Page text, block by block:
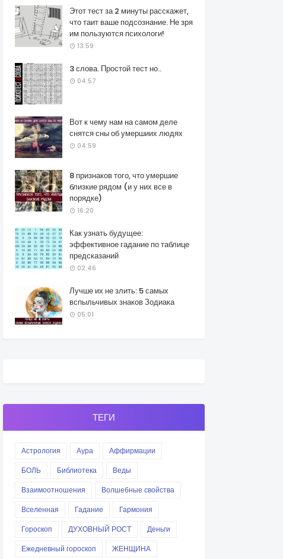
Этот тест за 2 минуты расскажет,
что таит ваше подсознание. Не зря
им пользуются психологи!
13:59
3 слова. Простой тест но..
04:57
Вот к чему нам на самом деле
снятся сны об умершиих людях
04:59
8 признаков того, что умершие
близкие рядом (и у них все в
порядке)
16:20
Как узнать будущее:
эффективное гадание по таблице
предсказаний
02:46
Лучше их не злить: 5 самых
вспыльчивых знаков Зодиака
05:01
ТЕГИ
Астрология Аура
Аффирмации
БОЛЬ
Библиотека
Веды
Взаимоотношения
Волшебные свойства
Вселенная
Гадание
Гармония
Гороскоп
ДУХОВНЫЙ РОСТ
Деньги
Ежедневный гороскоп
ЖЕНЩИНА